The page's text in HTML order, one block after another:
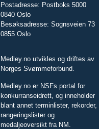
Postadresse: Postboks 5000
0840 Oslo
Besøksadresse: Sognsveien 73
0855 Oslo
Medley.no utvikles og driftes av
Norges Svømmeforbund.
Medley.no er NSFs portal for
konkurranseidrett, og inneholder
blant annet terminlister, rekorder,
rangeringslister og
medaljeoversikt fra NM.